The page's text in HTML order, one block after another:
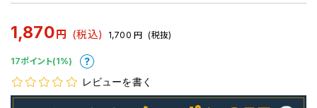
1,870 円 (税込) 1,700 円 (税抜)
17ポイント(1%)
レビューを書く